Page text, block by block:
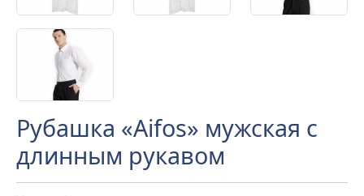
Рубашка «Aifos» мужская с
длинным рукавом